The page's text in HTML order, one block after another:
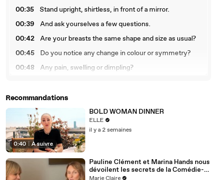
00:35
Stand upright, shirtless, in front of a mirror.
00:39
And ask yourselves a few questions.
00:42
Are your breasts the same shape and size as usual?
00:45
Do you notice any change in colour or symmetry?
00:48
Any pain, swelling or dimpling?
00:
Raise one arm and with the opposite hand, firmly
01:0
2
Using your fingers, move over the whole breast in
small circles.
01:0
9
Do you feel lump? A hardening? Is your skin
different?
01:14
Step 3. Don't forget the armpits.
Recommandations
0:40 | À suivre
BOLD WOMAN DINNER
ELLE
il y a 2 semaines
Pauline Clément et Marina Hands nous
dévoilent les secrets de la Comédie-
Française